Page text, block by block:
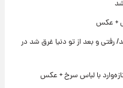
رفتی و بعد از تو دنیا غرق شد در
با لباس سرخ + عکس